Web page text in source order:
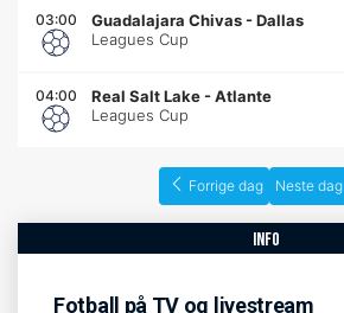
03:00 Guadalajara Chivas -Dallas
Leagues Cup
04:00 Real Salt Lake -Atlante
Leagues Cup
Forrige dag Neste dag
info
Fotball på TV og livestream